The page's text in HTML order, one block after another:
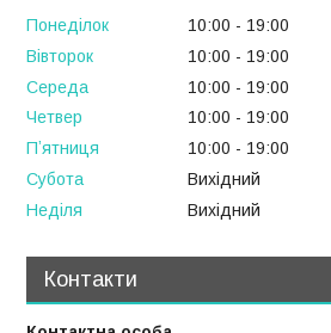
Понеділок 10:00
19:00
Вівторок
10:00
19:00
Середа
10:00
19:00
Четвер
10:00
19:00
Пʼятниця
10:00
19:00
Субота
Вихідний
Неділя
Вихідний
Контакти